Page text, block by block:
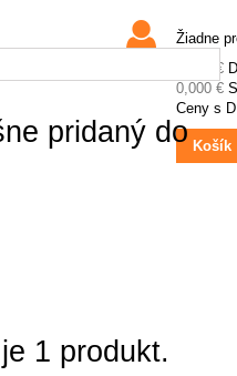
Žiadne
0,000 €
0,000 €
Ceny s
Košík
pridaný do
1 produkt.